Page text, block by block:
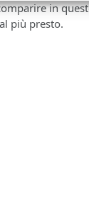
in
più presto.